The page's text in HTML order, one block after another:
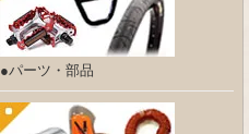
●パーツ・部品